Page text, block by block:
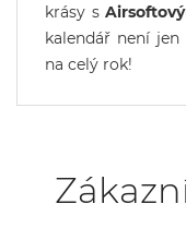
krásy s
kalendář není
na celý rok!